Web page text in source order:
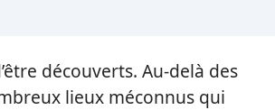
découverts. Au-delà des
lieux méconnus qui